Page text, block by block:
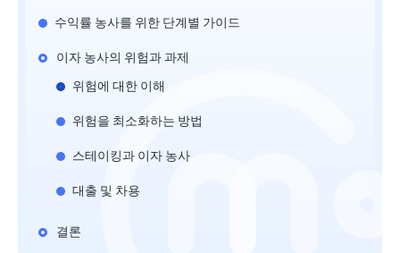
수익률 농사를 위한 단계별 가이드
이자 농사의 위험과 과제
위험에 대한 이해
위험을 최소화하는 방법
스테이킹과 이자 농사
대출 및 차용
결론